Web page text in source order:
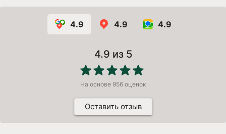
4.9 4.9 4.9
4.9 из 5
На основе 956 оценок
Оставить отзыв